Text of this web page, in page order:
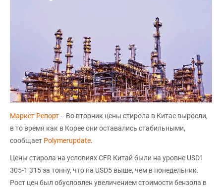
Маркет Репорт-- Во вторник цены стирола в Китае выросли,
в то время как в Корее они оставались стабильными,
сообщает Polymerupdate.
Цены стирола на условиях CFR Китай были на уровне USD1
305-1 315 за тонну, что на USD5 выше, чем в понедельник.
Рост цен был обусловлен увеличением стоимости бензола в